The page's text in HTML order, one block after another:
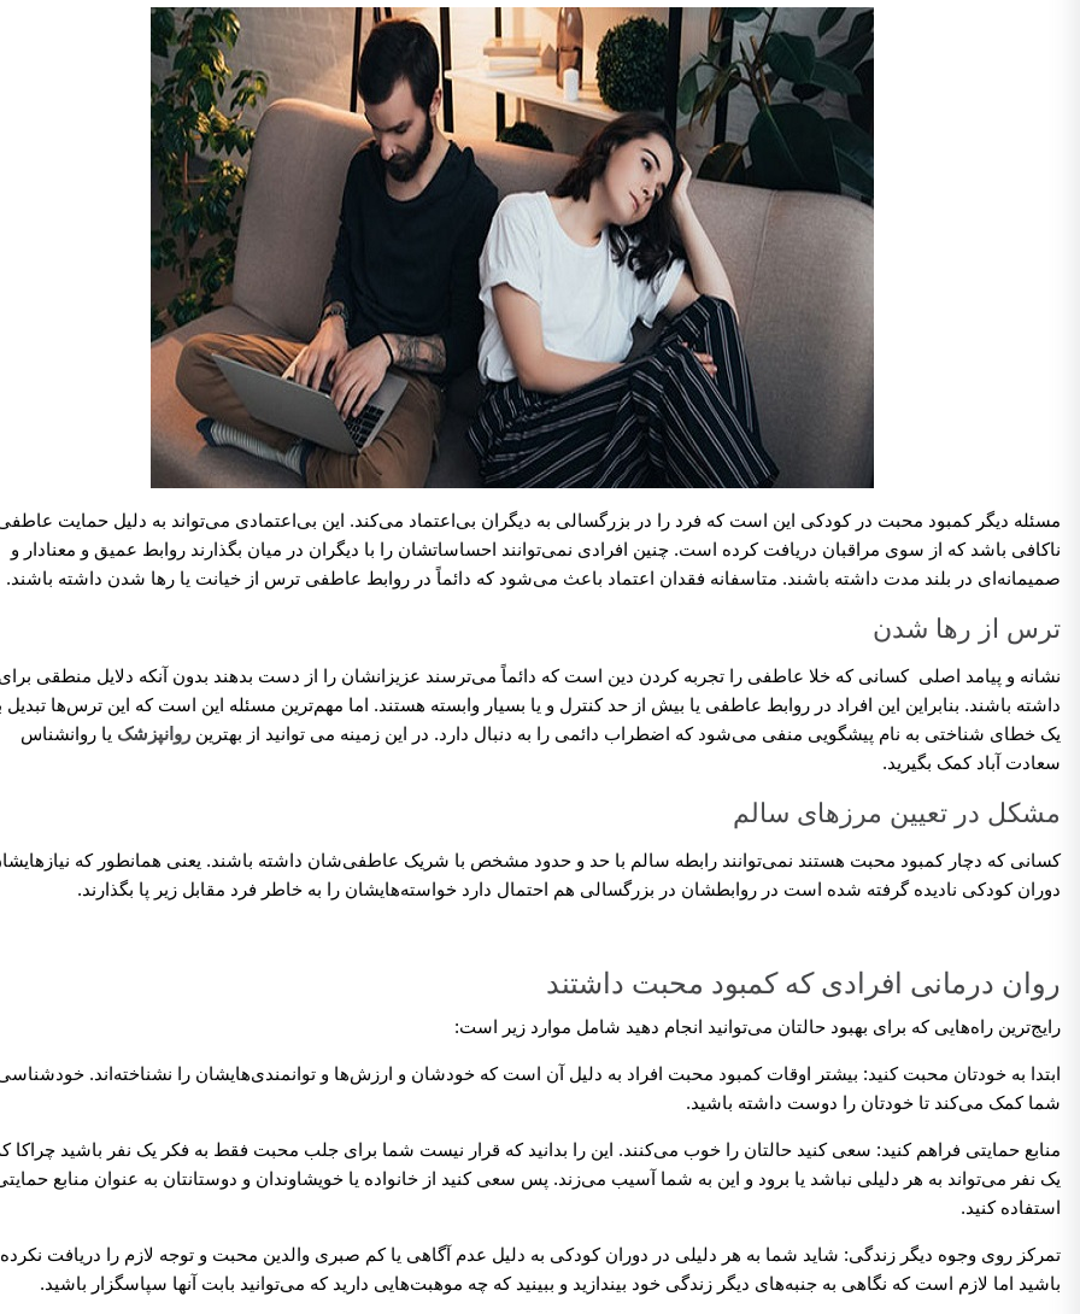
مسئله دیگر کمبود محبت در کودکی این است که فرد را در بزرگسالی به دیگران بی‌اعتماد می‌کند. این بی‌اعتمادی می‌تواند به دلیل حمایت
ناکافی باشد که از سوی مراقبان دریافت کرده است. چنین افرادی نمی‌توانند احساساتشان را با دیگران در میان بگذارند روابط عمیق و معنادار و
صمیمانه‌ای در بلند مدت داشته باشند. متاسفانه فقدان اعتماد باعث می‌شود که دائماً در روابط عاطفی ترس از خیانت یا رها شدن داشته باشند.
ترس از رها شدن
نشانه و پیامد اصلی کسانی که خلا عاطفی را تجربه کردن دین است که دائماً می‌ترسند عزیزانشان را از دست بدهند بدون آنکه دلایل منطقی
داشته باشند. بنابراین این افراد در روابط عاطفی یا بیش از حد کنترل و یا بسیار وابسته هستند. اما مهم‌ترین مسئله این است که این ترس‌ها تبدیل
یک خطای شناختی به نام پیشگویی منفی می‌شود که اضطراب دائمی را به دنبال دارد. در این زمینه می توانید از بهترینروانپزشک یا روانشناس
سعادت آباد کمک بگیرید.
مشکل در تعیین مرزهای سالم
کسانی که دچار کمبود محبت هستند نمی‌توانند رابطه سالم با حد و حدود مشخص با شریک عاطفی‌شان داشته باشند. یعنی همانطور که
دوران کودکی نادیده گرفته شده است در روابطشان در بزرگسالی هم احتمال دارد خواسته‌هایشان را به خاطر فرد مقابل زیر پا بگذارند.
روان درمانی افرادی که کمبود محبت داشتند
رایج‌ترین راه‌هایی که برای بهبود حالتان می‌توانید انجام دهید شامل موارد زیر است:
ابتدا به خودتان محبت کنید: بیشتر اوقات کمبود محبت افراد به دلیل آن است که خودشان و ارزش‌ها و توانمندی‌هایشان را نشناخته‌اند.
شما کمک می‌کند تا خودتان را دوست داشته باشید.
منابع حمایتی فراهم کنید: سعی کنید حالتان را خوب می‌کنند. این را بدانید که قرار نیست شما برای جلب محبت فقط به فکر یک نفر باشید چراکا
یک نفر می‌تواند به هر دلیلی نباشد یا برود و این به شما آسیب می‌زند. پس سعی کنید از خانواده یا خویشاوندان و دوستانتان به عنوان منابع
استفاده کنید.
تمرکز روی وجوه دیگر زندگی: شاید شما به هر دلیلی در دوران کودکی به دلیل عدم آگاهی یا کم صبری والدین محبت و توجه لازم را دریافت نکرده
باشید اما لازم است که نگاهی به جنبه‌های دیگر زندگی خود بیندازید و ببینید که چه موهبت‌هایی دارید که می‌توانید بابت آنها سپاسگزار باشید.